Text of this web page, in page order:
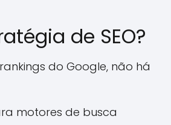
de SEO?
do Google, não há
motores de busca